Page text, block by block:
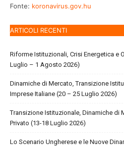
Fonte: koronavirus.gov.hu
ARTICOLI RECENTI
Riforme Istituzionali, Crisi Energetica e
Luglio – 1 Agosto 2026)
Dinamiche di Mercato, Transizione
Imprese Italiane (20 – 25 Luglio 2026)
Transizione Istituzionale, Dinamiche di
Privato (13-18 Luglio 2026)
Lo Scenario Ungherese e le Nuove